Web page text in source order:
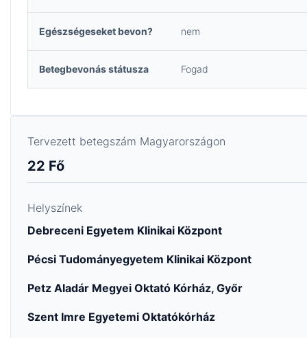
Egészségeseket bevon? nem
Betegbevonás státusza Fogad
Tervezett betegszám Magyarországon
22 Fő
Helyszínek
Debreceni Egyetem Klinikai Központ
Pécsi Tudományegyetem Klinikai Központ
Petz Aladár Megyei Oktató Kórház, Győr
Szent Imre Egyetemi Oktatókórház